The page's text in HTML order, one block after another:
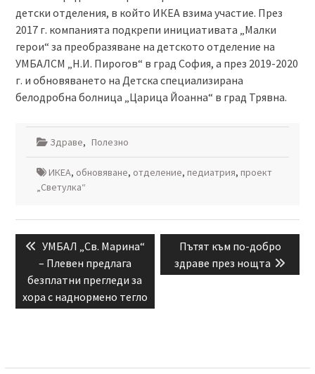
детски отделения, в който ИКЕА взима участие. През
2017 г. компанията подкрепи инициативата „Малки
герои“ за преобразяване на детското отделение на
УМБАЛСМ „Н.И. Пирогов“ в град София, а през 2019-2020
г. и обновяването на Детска специализирана
белодробна болница „Царица Йоанна“ в град Трявна.
Здраве, Полезно
ИКЕА, обновяване, отделение, педиатрия, проект
„Светулка“
Навигация
Previous
post:
УМБАЛ „Св. Марина“
– Плевен предлага
безплатни прегледи за
хора с наднормено тегло
Next
post:
Пътят към по-добро
здраве през нощта